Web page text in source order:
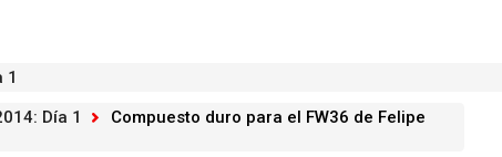
1
Día 1
Compuesto duro para el FW36 de Felipe